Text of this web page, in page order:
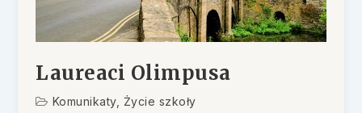
Laureaci Olimpusa
Komunikaty, Życie szkoły